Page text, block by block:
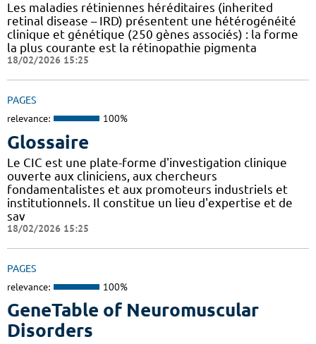
Les maladies rétiniennes héréditaires (inherited
retinal disease – IRD) présentent une hétérogénéité
clinique et génétique (250 gènes associés) : la forme
la plus courante est la rétinopathie pigmenta
18/02/2026 15:25
PAGES
relevance: 100%
Glossaire
Le CIC est une plate-forme d'investigation clinique
ouverte aux cliniciens, aux chercheurs
fondamentalistes et aux promoteurs industriels et
institutionnels. Il constitue un lieu d'expertise et de
sav
18/02/2026 15:25
PAGES
relevance: 100%
GeneTable of Neuromuscular
Disorders